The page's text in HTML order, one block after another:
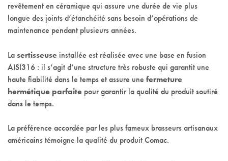
revêtement en céramique qui assure une durée de vie plus
longue des joints d’étanchéité sans besoin d’opérations de
maintenance pendant plusieurs années.
Lasertisseuse installée est réalisée avec une base en fusion
AISI316 : il s’agit d’une structure très robuste qui garantit une
haute fiabilité dans le temps et assure une fermeture
hermétique parfaite pour garantir la qualité du produit soutiré
dans le temps.
La préférence accordée par les plus fameux brasseurs artisanaux
américains témoigne la qualité du produit Comac.